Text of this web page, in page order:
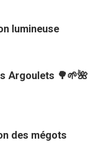
lumineuse
Argoulets 🌳🌱🌺
des mégots